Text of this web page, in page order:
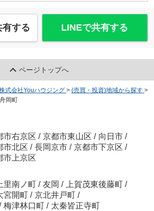
有する LINEで共有する
ページトップへ
式会社Youハウジング > (売買・投資)地域から探す >
岡町
市右京区 / 京都市東山区 / 向日市 /
市北区 / 長岡京市 / 京都市下京区 /
市上京区
里南ノ町 / 友岡 / 上賀茂東後藤町 /
宮開町 / 京北井戸町 /
梅津林口町 / 太秦皆正寺町